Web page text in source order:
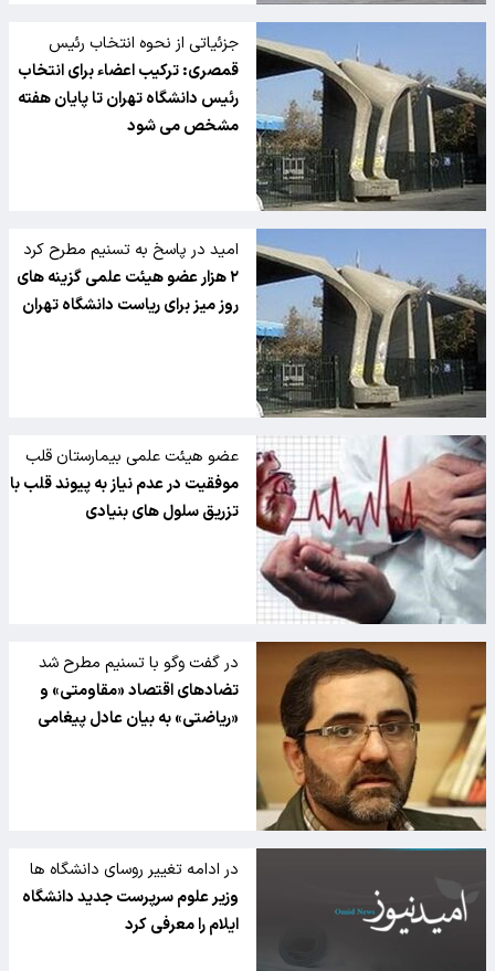
جزئیاتی از نحوه انتخاب رئیس
دانشگاه تهران در گفت وگو با تسنیم
/
قمصری: ترکیب اعضاء برای انتخاب
رئیس دانشگاه تهران تا پایان هفته
مشخص می شود
امید در پاسخ به تسنیم مطرح کرد
۲ هزار عضو هیئت علمی گزینه های
روز میز برای ریاست دانشگاه تهران
عضو هیئت علمی بیمارستان قلب
شهید رجایی خبر داد
موفقیت در عدم نیاز به پیوند قلب با
تزریق سلول های بنیادی
در گفت وگو با تسنیم مطرح شد
تضادهای اقتصاد «مقاومتی» و
«ریاضتی» به بیان عادل پیغامی
در ادامه تغییر روسای دانشگاه ها
وزیر علوم سرپرست جدید دانشگاه
ایلام را معرفی کرد